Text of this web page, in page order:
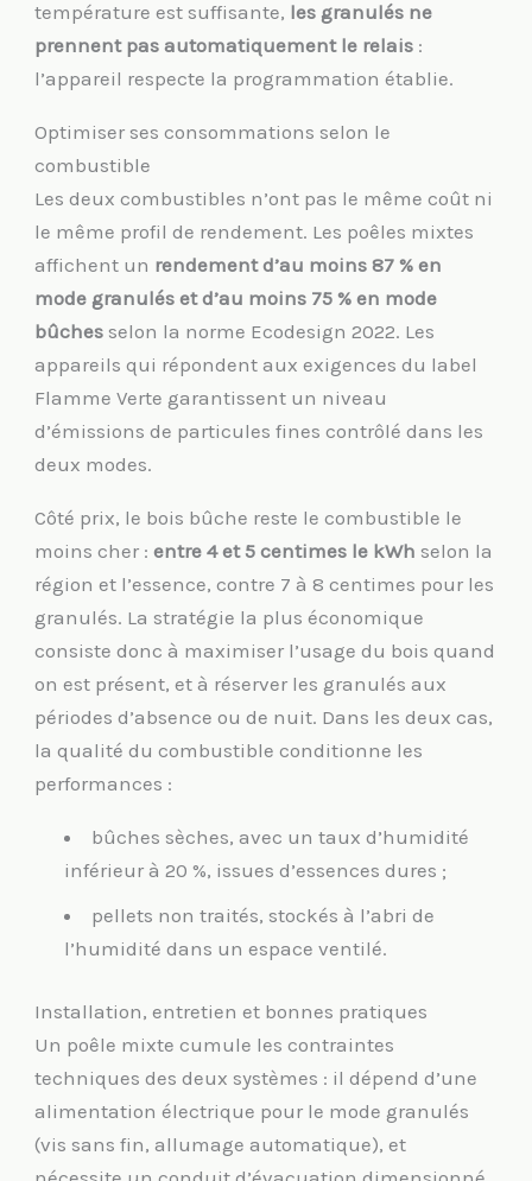
température est suffisante, les granulés ne
prennent pas automatiquement le relais :
l’appareil respecte la programmation établie.
Optimiser ses consommations selon le
combustible
Les deux combustibles n’ont pas le même coût ni
le même profil de rendement. Les poêles mixtes
affichent un rendement d’au moins 87 % en
mode granulés et d’au moins 75 % en mode
bûches selon la norme Ecodesign 2022. Les
appareils qui répondent aux exigences du label
Flamme Verte garantissent un niveau
d’émissions de particules fines contrôlé dans les
deux modes.
Côté prix, le bois bûche reste le combustible le
moins cher : entre 4 et 5 centimes le kWh selon la
région et l’essence, contre 7 à 8 centimes pour les
granulés. La stratégie la plus économique
consiste donc à maximiser l’usage du bois quand
on est présent, et à réserver les granulés aux
périodes d’absence ou de nuit. Dans les deux cas,
la qualité du combustible conditionne les
performances :
bûches sèches, avec un taux d’humidité
inférieur à 20 %, issues d’essences dures ;
pellets non traités, stockés à l’abri de
l’humidité dans un espace ventilé.
Installation, entretien et bonnes pratiques
Un poêle mixte cumule les contraintes
techniques des deux systèmes : il dépend d’une
alimentation électrique pour le mode granulés
(vis sans fin, allumage automatique), et